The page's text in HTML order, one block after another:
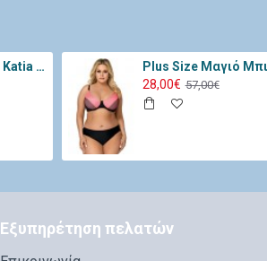
Γυναικείο Brazil Μαγιό - Katia Μαύρο 11334-Black
28,00€ 57,00€
Εξυπηρέτηση πελατών